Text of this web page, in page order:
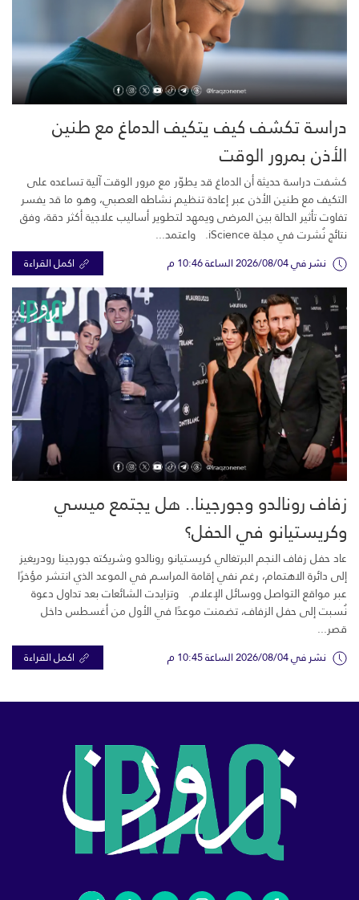
دراسة تكشف كيف يتكيف الدماغ مع طنين
الأذن بمرور الوقت
كشفت دراسة حديثة أن الدماغ قد يطوّر مع مرور الوقت آلية تساعده على
التكيف مع طنين الأذن عبر إعادة تنظيم نشاطه العصبي، وهو ما قد يفسر
تفاوت تأثير الحالة بين المرضى ويمهد لتطوير أساليب علاجية أكثر دقة، وفق
نتائج نُشرت في مجلة iScience. واعتمد...
نشر في 2026/08/04 الساعة 10:46 م اكمل القراءة
زفاف رونالدو وجورجينا.. هل يجتمع ميسي
وكريستيانو في الحفل؟
عاد حفل زفاف النجم البرتغالي كريستيانو رونالدو وشريكته جورجينا رودريغيز
إلى دائرة الاهتمام، رغم نفي إقامة المراسم في الموعد الذي انتشر مؤخرًا
عبر مواقع التواصل ووسائل الإعلام. وتزايدت الشائعات بعد تداول دعوة
نُسبت إلى حفل الزفاف، تضمنت موعدًا في الأول من أغسطس داخل
قصر...
نشر في 2026/08/04 الساعة 10:45 م اكمل القراءة